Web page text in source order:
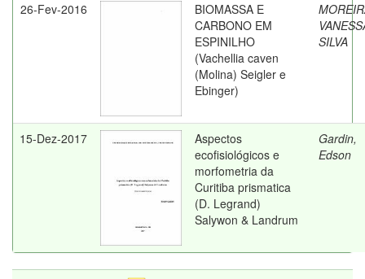
26-Fev-2016
BIOMASSA E
CARBONO EM
ESPINILHO
(Vachellia caven
(Molina) Seigler e
Ebinger)
SILVA
15-Dez-2017
Aspectos
ecofisiológicos e
morfometria da
Curitiba prismatica
(D. Legrand)
Salywon & Landrum
Gardin,
Edson